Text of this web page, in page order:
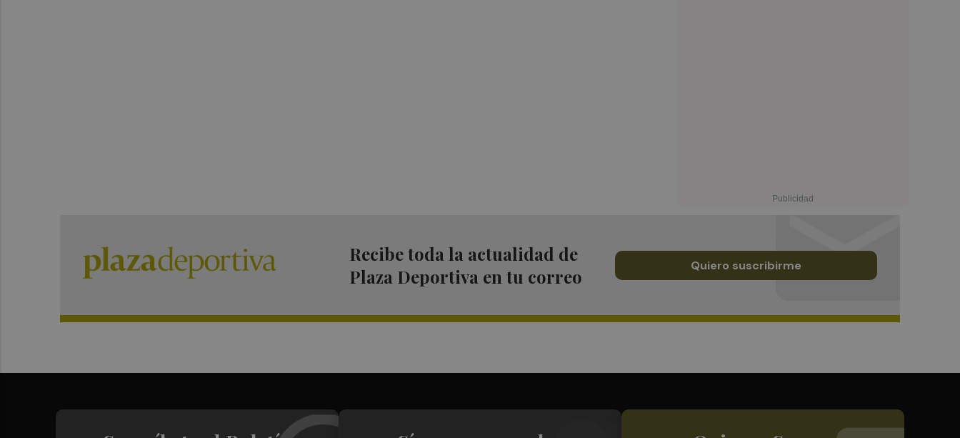
Recibe toda la actualidad de
Plaza Deportiva en tu correo
Quiero suscribirme